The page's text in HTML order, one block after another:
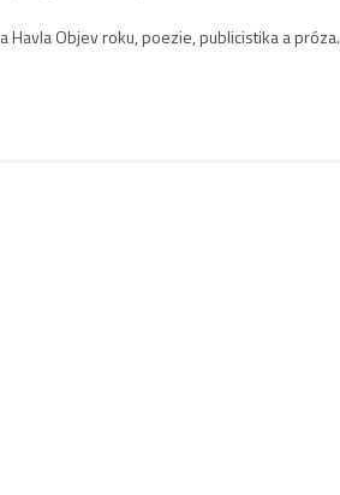
Havla Objev roku, poezie, publicistika a próza.